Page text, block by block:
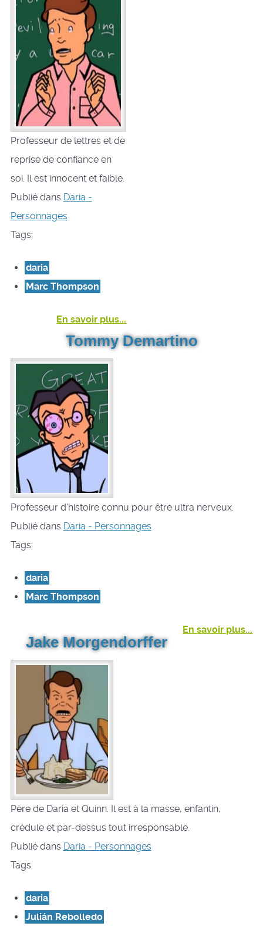
Professeur de lettres et de
reprise de confiance en
soi. Il est innocent et faible.
Publié dans Daria -
Personnages
Tags:
daria
Marc Thompson
En savoir plus...
Tommy Demartino
Professeur d’histoire connu pour être ultra nerveux.
Publié dans Daria - Personnages
Tags:
daria
Marc Thompson
En savoir plus...
Jake Morgendorffer
Père de Daria et Quinn. Il est à la masse, enfantin,
crédule et par-dessus tout irresponsable.
Publié dans Daria - Personnages
Tags:
daria
Julián Rebolledo